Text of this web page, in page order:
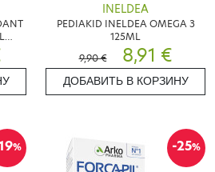
INELDEA
PEDIAKID INELDEA OMEGA 3
125ML
9,90 €
8,91 €
ДОБАВИТЬ В КОРЗИНУ
% -25%